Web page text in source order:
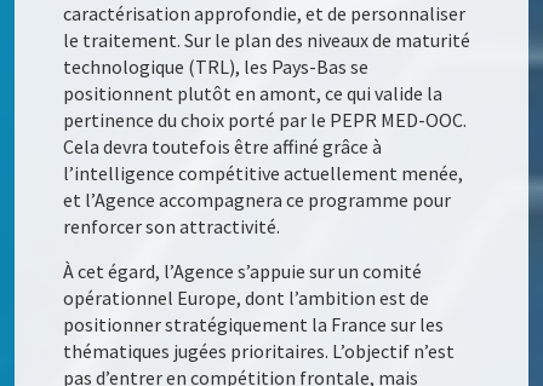
caractérisation approfondie, et de personnaliser
le traitement. Sur le plan des niveaux de maturité
technologique (TRL), les Pays-Bas se
positionnent plutôt en amont, ce qui valide la
pertinence du choix porté par le PEPR MED-OOC.
Cela devra toutefois être affiné grâce à
l’intelligence compétitive actuellement menée,
et l’Agence accompagnera ce programme pour
renforcer son attractivité.
À cet égard, l’Agence s’appuie sur un comité
opérationnel Europe, dont l’ambition est de
positionner stratégiquement la France sur les
thématiques jugées prioritaires. L’objectif n’est
pas d’entrer en compétition frontale, mais